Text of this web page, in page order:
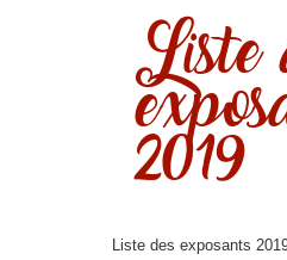
Liste
2019
Liste des exposants